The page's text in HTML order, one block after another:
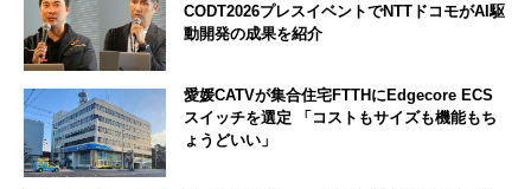
CODT2026プレスイベントでNTTドコモがAI駆
動開発の成果を紹介
愛媛CATVが集合住宅FTTHにEdgecore ECS
スイッチを選定 「コストもサイズも機能もち
ょうどいい」